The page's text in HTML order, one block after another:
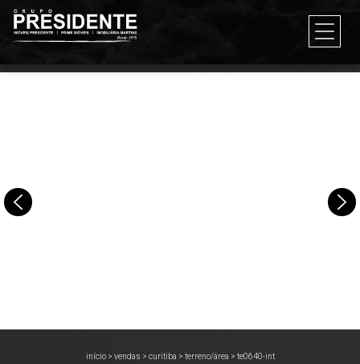
início> vendas > curitiba > terreno/área > te0640-int